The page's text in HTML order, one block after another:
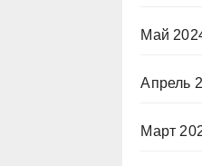
Май
Апрель
Март